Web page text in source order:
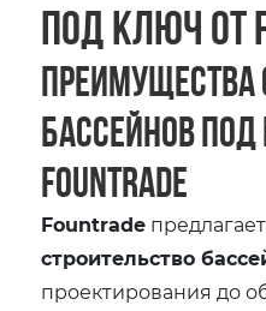
под ключ от
Преимущества
бассейнов
Fountrade
Fountrade
строительство
проектирования до